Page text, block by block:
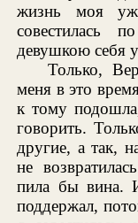
жизнь моя
совестилась
девушкою себя
Только,
меня в это
к тому
говорить.
другие, а так,
не
пила бы вина.
поддержал,